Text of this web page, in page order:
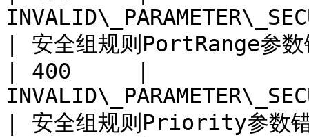
| 安全组规则PortRange
| 400     |
| 安全组规则Priority参